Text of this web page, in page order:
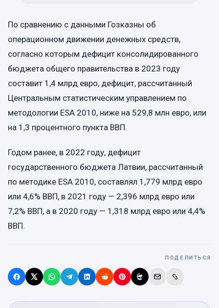
По сравнению с данными Гозказны об
операционном движении денежных средств,
согласно которым дефицит консолидированного
бюджета общего правительства в 2023 году
составит 1,4 млрд евро, дефицит, рассчитанный
Центральным статистическим управлением по
методологии ESA 2010, ниже на 529,8 млн евро, или
на 1,3 процентного пункта ВВП.
Годом ранее, в 2022 году, дефицит
государственного бюджета Латвии, рассчитанный
по методике ESA 2010, составлял 1,779 млрд евро
или 4,6% ВВП, в 2021 году — 2,396 млрд евро или
7,2% ВВП, а в 2020 году — 1,318 млрд евро или 4,4%
ВВП.
ПОДЕЛИТЬСЯ